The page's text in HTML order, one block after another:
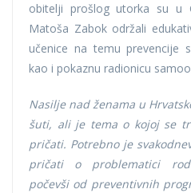
obitelji prošlog utorka su u
Matoša Zabok održali
učenice na temu prevencije
kao i pokaznu radionicu
Nasilje nad ženama u
šuti, ali je tema o kojoj se
pričati. Potrebno je
pričati o problematici
počevši od preventivnih